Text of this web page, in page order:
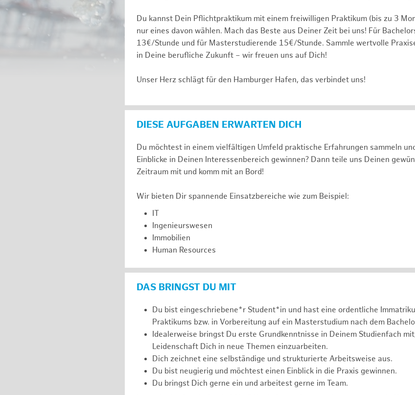
Du kannst Dein Pflichtpraktikum mit einem freiwilligen Praktikum (bis zu 3
nur eines davon wählen. Mach das Beste aus Deiner Zeit bei uns! Für
13€/Stunde und für Masterstudierende 15€/Stunde. Sammle wertvolle
in Deine berufliche Zukunft – wir freuen uns auf Dich!
Unser Herz schlägt für den Hamburger Hafen, das verbindet uns!
DIESE AUFGABEN ERWARTEN DICH
Du möchtest in einem vielfältigen Umfeld praktische Erfahrungen sammeln
Einblicke in Deinen Interessenbereich gewinnen? Dann teile uns Deinen
Zeitraum mit und komm mit an Bord!
Wir bieten Dir spannende Einsatzbereiche wie zum Beispiel:
IT
Ingenieurswesen
Immobilien
Human Resources
DAS BRINGST DU MIT
Du bist eingeschriebene*r Student*in und hast eine ordentliche
Praktikums bzw. in Vorbereitung auf ein Masterstudium nach dem
Idealerweise bringst Du erste Grundkenntnisse in Deinem Studienfach
Leidenschaft Dich in neue Themen einzuarbeiten.
Dich zeichnet eine selbständige und strukturierte Arbeitsweise aus.
Du bist neugierig und möchtest einen Einblick in die Praxis gewinnen.
Du bringst Dich gerne ein und arbeitest gerne im Team.